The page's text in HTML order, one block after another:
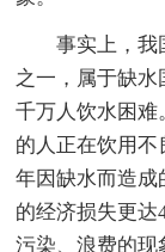
事实上，我国
之一，属于缺水
千万人饮水困难
的人正在饮用不
年因缺水而造成
的经济损失更
污染、浪费的现